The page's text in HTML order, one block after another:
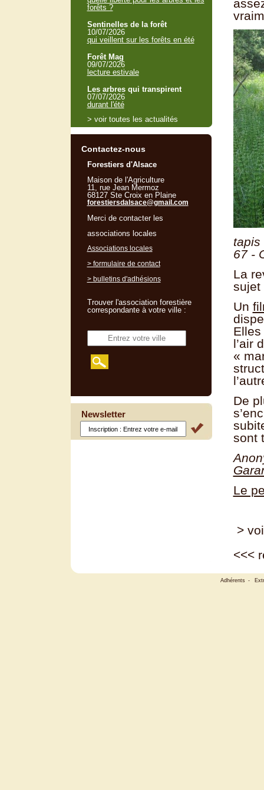
tapis
67 -
La
sujet
Un
l’air
«
De
sont
Le
>
<<<
forêts ?
Sentinelles de la forêt
10/07/2026
qui veillent sur les forêts en été
Forêt Mag
09/07/2026
lecture estivale
Les arbres qui transpirent
07/07/2026
durant l'été
> voir toutes les actualités
Contactez-nous
Forestiers d'Alsace
Maison de l'Agriculture
11, rue Jean Mermoz
68127 Ste Croix en Plaine
forestiersdalsace@gmail.com
Merci de contacter les
associations locales
Associations locales
> formulaire de contact
> bulletins d'adhésions
Trouver l'association forestière
correspondante à votre ville :
Newsletter
Adhérents -